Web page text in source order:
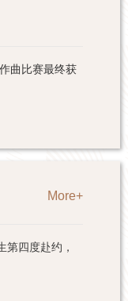
More+
第四度赴约，